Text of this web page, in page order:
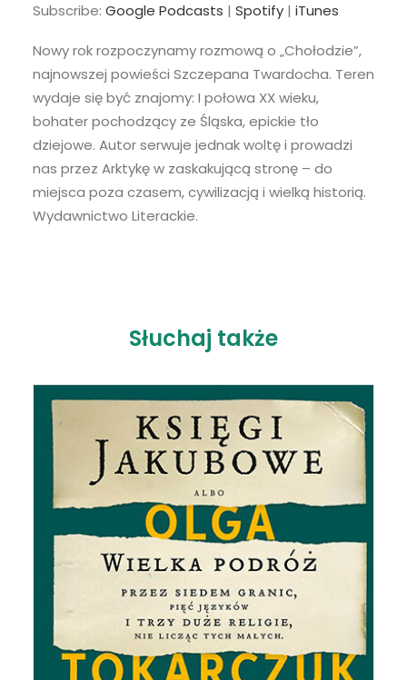
Google Podcasts Spotify
iTunes
RSS FEED
SHARE
LINK
EMBED
Subscribe: Google Podcasts | Spotify | iTunes
Nowy rok rozpoczynamy rozmową o „Chołodzie”,
najnowszej powieści Szczepana Twardocha. Teren
wydaje się być znajomy: I połowa XX wieku,
bohater pochodzący ze Śląska, epickie tło
dziejowe. Autor serwuje jednak woltę i prowadzi
nas przez Arktykę w zaskakującą stronę – do
miejsca poza czasem, cywilizacją i wielką historią.
Wydawnictwo Literackie.
Słuchaj także